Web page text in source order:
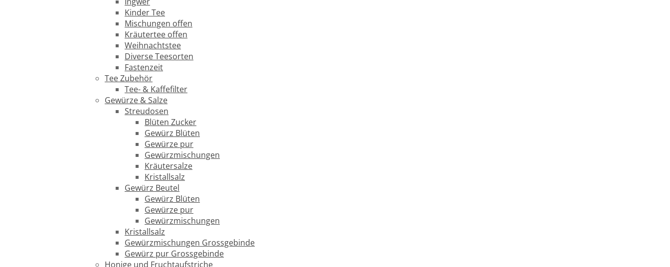
Kinder Tee
Mischungen offen
Kräutertee offen
Weihnachtstee
Diverse Teesorten
Fastenzeit
Tee Zubehör
Tee- & Kaffefilter
Gewürze & Salze
Streudosen
Blüten Zucker
Gewürz Blüten
Gewürze pur
Gewürzmischungen
Kräutersalze
Kristallsalz
Gewürz Beutel
Gewürz Blüten
Gewürze pur
Gewürzmischungen
Kristallsalz
Gewürzmischungen Grossgebinde
Gewürz pur Grossgebinde
Honige und Fruchtaufstriche